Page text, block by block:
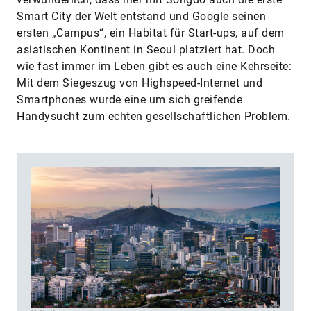
Smart City der Welt entstand und Google seinen
ersten „Campus“, ein Habitat für Start-ups, auf dem
asiatischen Kontinent in Seoul platziert hat. Doch
wie fast immer im Leben gibt es auch eine Kehrseite:
Mit dem Siegeszug von Highspeed-Internet und
Smart­phones wurde eine um sich greifende
Handysucht zum echten gesellschaftlichen Problem.